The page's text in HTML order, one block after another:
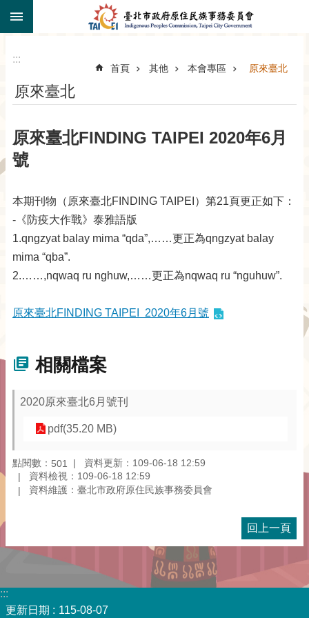
跳到主要內容區塊
:::
首頁 其他 本會專區 原來臺北
原來臺北
原來臺北FINDING TAIPEI 2020年6月
號
本期刊物（原來臺北FINDING TAIPEI）第21頁更正如下：
-《防疫大作戰》泰雅語版
1.qngzyat balay mima “qda”,……更正為qngzyat balay
mima “qba”.
2.……,nqwaq ru nghuw,……更正為nqwaq ru “nguhuw”.
原來臺北FINDING TAIPEI 2020年6月號
相關檔案
2020原來臺北6月號刊
pdf(35.20 MB)
點閱數： 501
資料更新：109-06-18 12:59
資料檢視：109-06-18 12:59
資料維護：臺北市政府原住民族事務委員會
回上一頁
:::
更新日期
115-08-07